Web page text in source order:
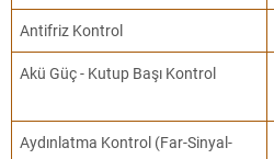
Antifriz Kontrol
Akü Güç - Kutup Başı Kontrol
Aydınlatma Kontrol (Far-Sinyal-